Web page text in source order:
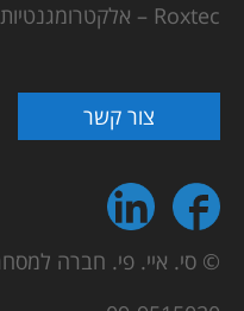
Roxtec – אלקטרומגנטיות והארקה
צור קשר
© סי. איי. פי. חברה